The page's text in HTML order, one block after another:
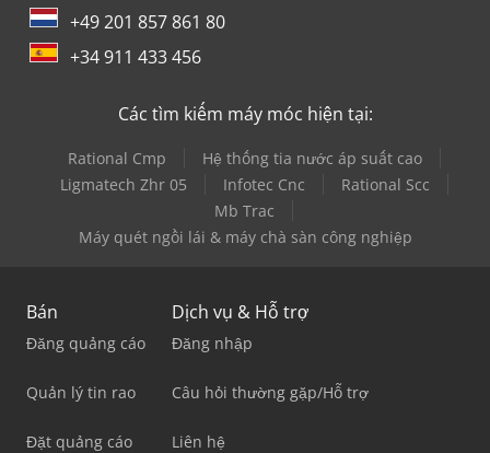
+49 201 857 861 80
+34 911 433 456
Các tìm kiếm máy móc hiện tại:
Rational Cmp
Hệ thống tia nước áp suất cao
Ligmatech Zhr 05
Infotec Cnc
Rational Scc
Mb Trac
Máy quét ngồi lái & máy chà sàn công nghiệp
Bán
Đăng quảng cáo
Quản lý tin rao
Đặt quảng cáo
Dịch vụ & Hỗ trợ
Đăng nhập
Câu hỏi thường gặp/Hỗ trợ
Liên hệ